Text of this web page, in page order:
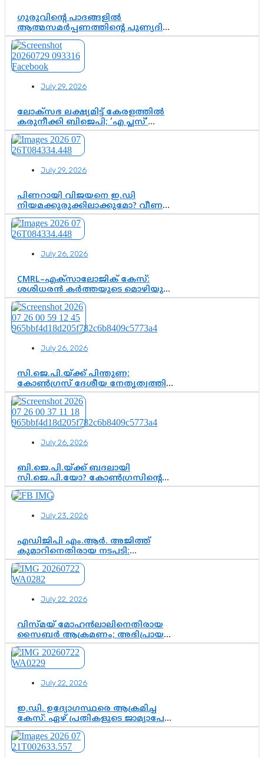
ഗുരുവിന്റെ പാദങ്ങളിൽ
ആത്മസമർപ്പണത്തിന്റെ പുണ്യദിനം;
മാതാ അമൃതാനന്ദമയി മഠത്തിൽ
ഭക്തിസാന്ദ്രമായി ഗുരുപൂർണിമ
ആഘോഷം
July 29, 2026
ലോക്സഭ ലക്ഷ്യമിട്ട് കേരളത്തിൽ
കരുനീക്കി ബിജെപി; ‘എ പ്ലസ്’
മണ്ഡലങ്ങളിൽ പ്രമുഖരെ ഇറക്കി
കേന്ദ്രനേതൃത്വം, തിരുവനന്തപുരത്ത്
രാജീവ് ചന്ദ്രശേഖർ, ആറ്റിങ്ങലിൽ
ശോഭാ സുരേന്ദ്രൻ..
July 29, 2026
പിണറായി വിജയനെ ഇ.ഡി
നിയമക്കുരുക്കിലാക്കുമോ? വീണ
വിജയൻ മാപ്പുസാക്ഷിയാകുമോ?
കർത്തയുടെ മൊഴി നിർണായക
വഴിത്തിരിവാകുമോ?
July 26, 2026
CMRL–എക്‌സാലോജിക് കേസ്:
ശശിധരൻ കർത്തയുടെ മൊഴിയുടെ
അടിസ്ഥാനത്തിൽ പിണറായി
വിജയനെ ചോദ്യം ചെയ്യുന്നതിൽ ഉടൻ
തീരുമാനം; വീണയ്‌ക്കെതിരെ
കൂടുതൽ തെളിവുകൾ പരിശോധിച്ച്
July 26, 2026
സി.ജെ.പി.യ്ക്ക് പിന്തുണ;
കോൺഗ്രസ് ദേശീയ നേതൃത്വത്തിൽ
ആശങ്കയോ? പാർട്ടിക്കുള്ളിൽ
ഭിന്നാഭിപ്രായമെന്ന വിലയിരുത്തൽ
July 26, 2026
ബി.ജെ.പി.യ്ക്ക് ബദലായി
സി.ജെ.പി.യോ? കോൺഗ്രസിന്റെ
രാഷ്ട്രീയ ഇടം കൈവശപ്പെടുത്താൻ
സിജെപി ഉയർന്നുകഴിഞ്ഞോ?
വഴിത്തിരിവ്
July 23, 2026
എഡിജിപി എം.ആർ. അജിത്ത്
കുമാറിനെതിരായ നടപടി:
സസ്പെൻഷനിൽ ഒതുങ്ങുമോ,
അതോ കൂടുതൽ കടുത്ത
നടപടികളിലേക്കോ?
July 22, 2026
വിസ്മയ് മോഹൻലാലിനെതിരായ
സൈബർ ആക്രമണം; അഭിപ്രായ
സ്വാതന്ത്ര്യത്തെ നിശ്ശബ്ദമാക്കുന്ന
ഡിജിറ്റൽ ഗുണ്ടായിസത്തിന് അറുതി
വേണം
July 22, 2026
ഇ.ഡി. ഉദ്യോഗസ്ഥരെ ആക്രമിച്ച
കേസ്: ഏഴ് പ്രതികളുടെ ജാമ്യാപേക്ഷ
വീണ്ടും തള്ളി; അന്വേഷണം തുടരാൻ
കോടതി അനുമതി